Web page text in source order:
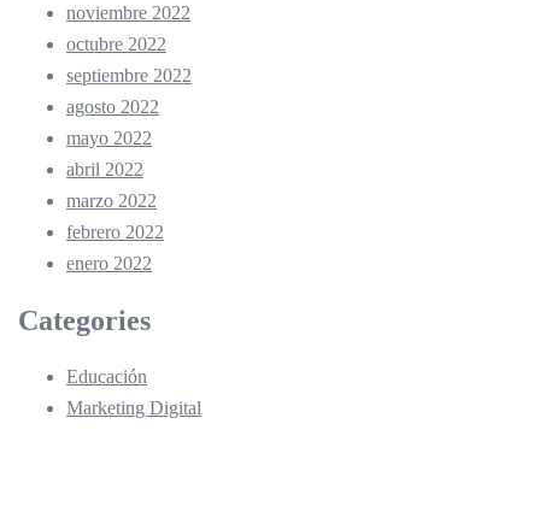
noviembre 2022
octubre 2022
septiembre 2022
agosto 2022
mayo 2022
abril 2022
marzo 2022
febrero 2022
enero 2022
Categories
Educación
Marketing Digital